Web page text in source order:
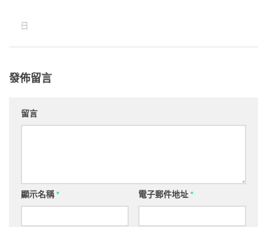
11 日
發佈留言
留言
顯示名稱* 電子郵件地址*